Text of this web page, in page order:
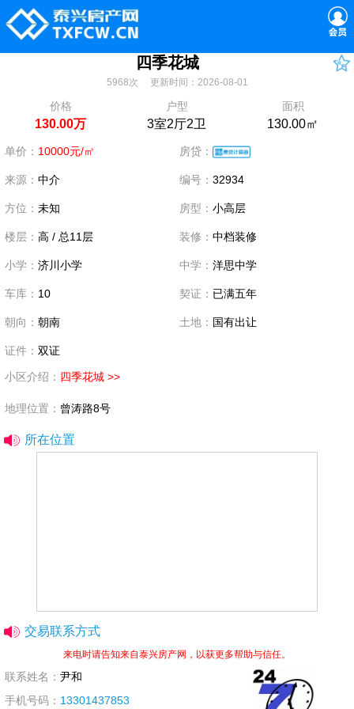
四季花城
5968次 更新时间：2026-08-01
价格
130.00万
户型
3室2厅2卫
面积
130.00㎡
单价： 10000元/㎡ 房贷：
来源： 中介 编号： 32934
方位： 未知 房型： 小高层
楼层： 高 / 总11层 装修： 中档装修
小学： 济川小学 中学： 洋思中学
车库： 10 契证： 已满五年
朝向： 朝南 土地： 国有出让
证件： 双证
小区介绍： 四季花城 >>
地理位置： 曾涛路8号
所在位置
交易联系方式
来电时请告知来自泰兴房产网，以获更多帮助与信任。
联系姓名： 尹和
手机号码： 13301437853